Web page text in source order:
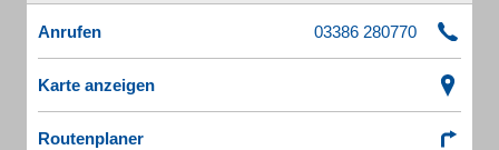
Anrufen
Karte anzeigen
Routenplaner